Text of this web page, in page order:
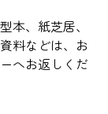
本、紙芝居、
料などは、お
へお返しくだ